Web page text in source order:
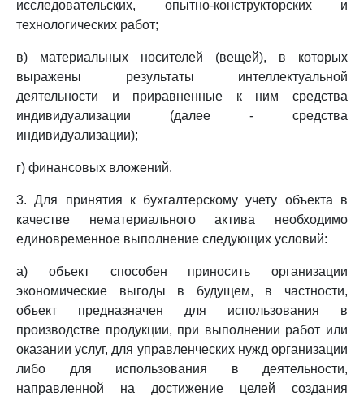
исследовательских, опытно-конструкторских и
технологических работ;
в) материальных носителей (вещей), в которых
выражены результаты интеллектуальной
деятельности и приравненные к ним средства
индивидуализации (далее - средства
индивидуализации);
г) финансовых вложений.
3. Для принятия к бухгалтерскому учету объекта в
качестве нематериального актива необходимо
единовременное выполнение следующих условий:
а) объект способен приносить организации
экономические выгоды в будущем, в частности,
объект предназначен для использования в
производстве продукции, при выполнении работ или
оказании услуг, для управленческих нужд организации
либо для использования в деятельности,
направленной на достижение целей создания